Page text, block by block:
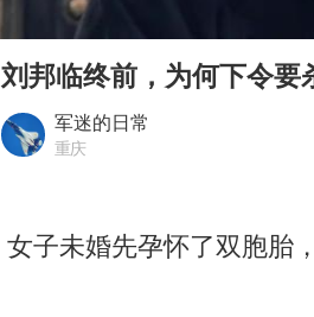
被错换37年
13岁少年白
四预警齐发
00:00
刘邦临终前，为何下令
军迷的日常
重庆
女子未婚先孕怀了双胞胎